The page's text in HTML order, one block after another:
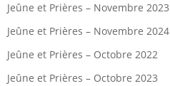
Jeûne et Prières – Novembre 2023
Jeûne et Prières – Novembre 2024
Jeûne et Prières – Octobre 2022
Jeûne et Prières – Octobre 2023